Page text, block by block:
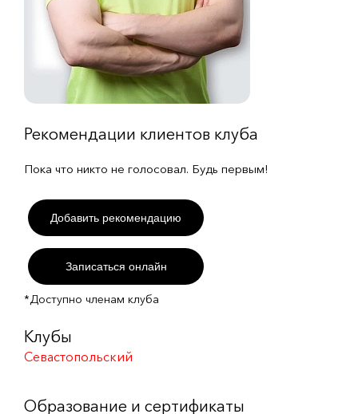
Рекомендации клиентов клуба
Пока что никто не голосовал. Будь первым!
Добавить рекомендацию
Записаться онлайн
*Доступно членам клуба
Клубы
Севастопольский
Образование и сертификаты